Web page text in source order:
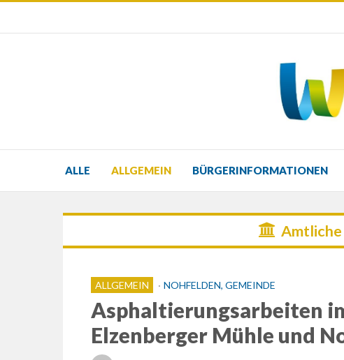
ALLE ALLGEMEIN BÜRGERINFORMATIONEN
ALLGEMEIN NOHFELDEN, GEMEINDE
Asphaltierungsarbeiten
Elzenberger Mühle und